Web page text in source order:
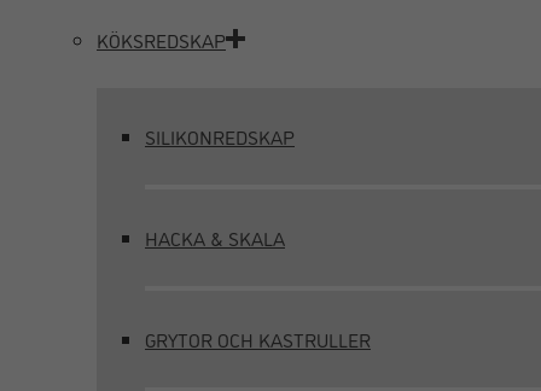
KÖKSREDSKAP
SILIKONREDSKAP
HACKA & SKALA
GRYTOR OCH KASTRULLER